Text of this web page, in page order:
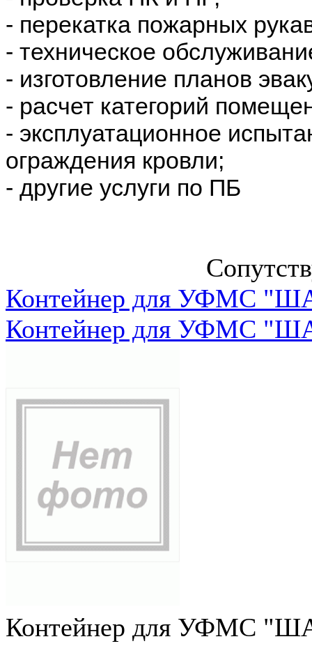
- перекатка пожарных
- техническое
- изготовление планов
- расчет категорий
- эксплуатационное
ограждения кровли;
- другие услуги по ПБ
Контейнер для УФМС
Контейнер для УФМС
Контейнер для УФМС